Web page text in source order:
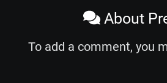
About
To add a comment, you